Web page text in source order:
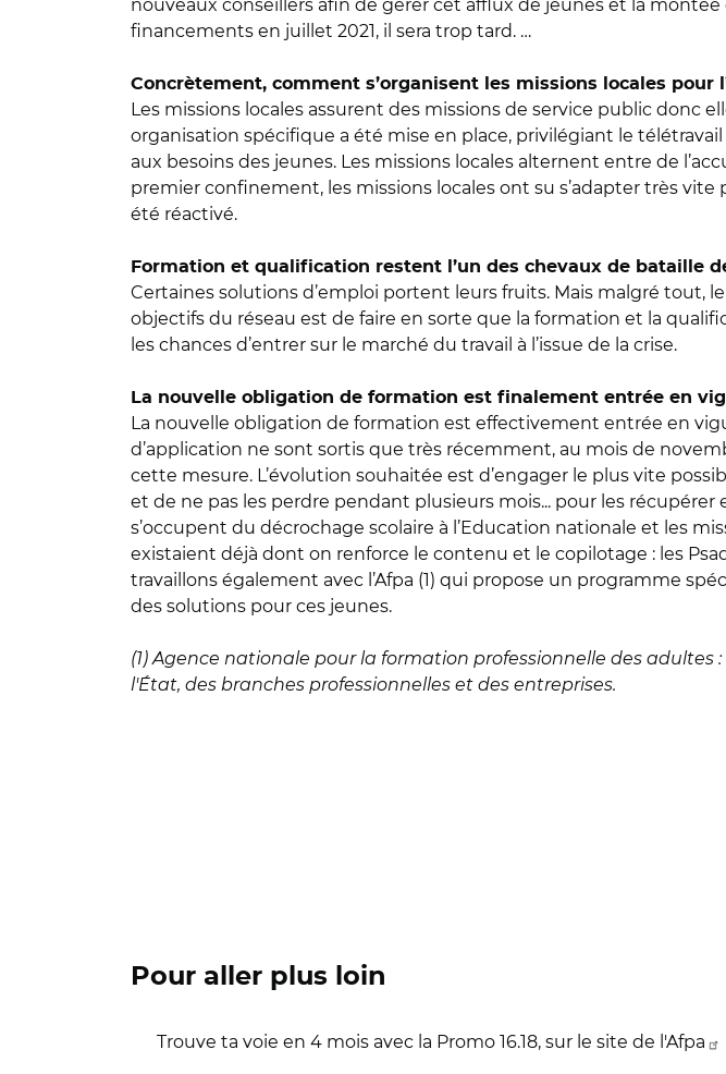
nouveaux conseillers afin de gérer cet afflux de jeunes et la
financements en juillet 2021, il sera trop tard. …
Concrètement, comment s’organisent les missions locales pour
Les missions locales assurent des missions de service public donc
organisation spécifique a été mise en place, privilégiant le
aux besoins des jeunes. Les missions locales alternent entre de
premier confinement, les missions locales ont su s’adapter très
été réactivé.
Formation et qualification restent l’un des chevaux de bataille
Certaines solutions d’emploi portent leurs fruits. Mais malgré tout,
objectifs du réseau est de faire en sorte que la formation et la
les chances d’entrer sur le marché du travail à l’issue de la crise.
La nouvelle obligation de formation est finalement entrée en
La nouvelle obligation de formation est effectivement entrée en
d’application ne sont sortis que très récemment, au mois de
cette mesure. L’évolution souhaitée est d’engager le plus vite
et de ne pas les perdre pendant plusieurs mois... pour les récupérer
s’occupent du décrochage scolaire à l’Education nationale et les
existaient déjà dont on renforce le contenu et le copilotage : les
travaillons également avec l’Afpa (1) qui propose un programme
des solutions pour ces jeunes.
(1) Agence nationale pour la formation professionnelle des
l'État, des branches professionnelles et des entreprises.
Pour aller plus loin
Trouve ta voie en 4 mois avec la Promo 16.18, sur le site de l'Afpa